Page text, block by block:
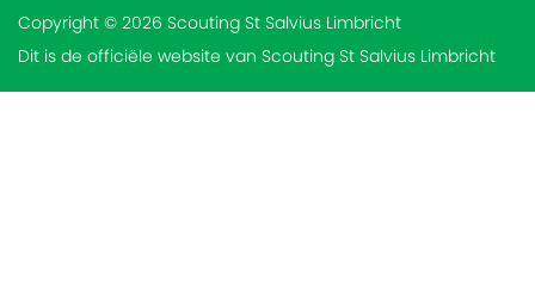
Copyright © 2026 Scouting St Salvius Limbricht
Dit is de officiële website van Scouting St Salvius Limbricht